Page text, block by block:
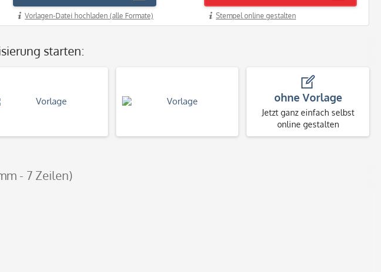
Vorlagen-Datei hochladen (alle Formate) Stempel online gestalten
starten:
ohne Vorlage
Jetzt ganz einfach selbst
online gestalten
- 7 Zeilen)